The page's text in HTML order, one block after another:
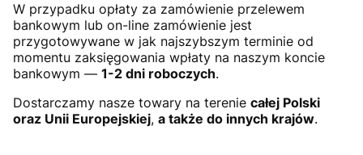
W przypadku opłaty za zamówienie przelewem
bankowym lub on-line zamówienie jest
przygotowywane w jak najszybszym terminie od
momentu zaksięgowania wpłaty na naszym koncie
bankowym — 1-2 dni roboczych.
Dostarczamy nasze towary na terenie całej Polski
oraz Unii Europejskiej, a także do innych krajów.